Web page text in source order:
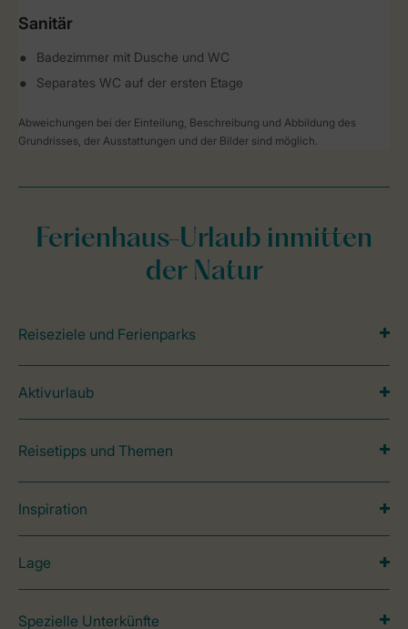
Sanitär
Badezimmer mit Dusche und WC
Separates WC auf der ersten Etage
Abweichungen bei der Einteilung, Beschreibung und Abbildung des
Grundrisses, der Ausstattungen und der Bilder sind möglich.
Ferienhaus-Urlaub inmitten
der Natur
Reiseziele und Ferienparks
Aktivurlaub
Reisetipps und Themen
Inspiration
Lage
Spezielle Unterkünfte